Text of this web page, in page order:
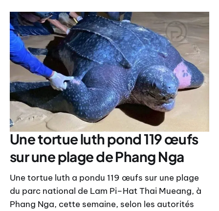
Une tortue luth pond 119 œufs
sur une plage de Phang Nga
Une tortue luth a pondu 119 œufs sur une plage
du parc national de Lam Pi–Hat Thai Mueang, à
Phang Nga, cette semaine, selon les autorités